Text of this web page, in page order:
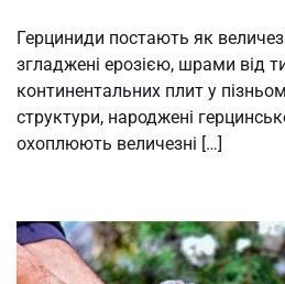
Герциниди постають як
згладжені ерозією, шрами від
континентальних плит у
структури, народжені
охоплюють величезні […]